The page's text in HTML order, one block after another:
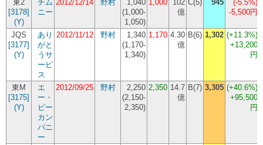
東2
[3178]
(Y)
チム
ニー
2012/12/14 野村
1,040
(1,000-
1,050)
1,000
102
億
C(5) 945
(-5.5%)
-5,500円
JQS
[3177]
(Y)
あり
がと
うサ
ービ
ス
2012/11/12 野村
1,340
(1,170-
1,340)
1,170 4.30
億
B(6) 1,302 (+11.3%)
+13,200
円
東M
[3175]
(Y)
エ
ー・
ピー
カン
パニ
ー
2012/09/25 野村
2,250
(2,150-
2,350)
2,350 14.7
億
B(7) 3,305 (+40.6%)
+95,500
円